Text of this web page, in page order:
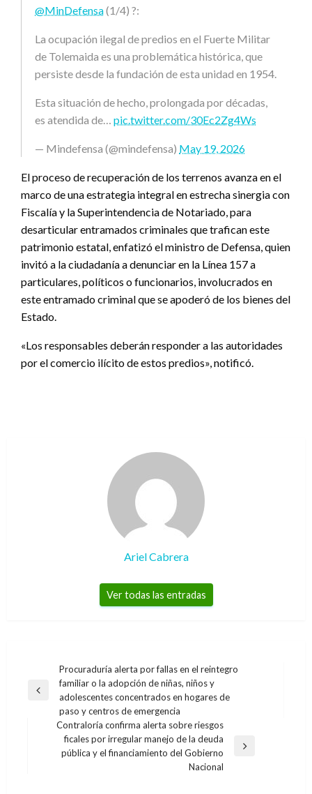
@MinDefensa(1/4) ?:
La ocupación ilegal de predios en el Fuerte Militar
de Tolemaida es una problemática histórica, que
persiste desde la fundación de esta unidad en 1954.
Esta situación de hecho, prolongada por décadas,
es atendida de… pic.twitter.com/30Ec2Zg4Ws
— Mindefensa (@mindefensa) May 19, 2026
El proceso de recuperación de los terrenos avanza en el
marco de una estrategia integral en estrecha sinergia con
Fiscalía y la Superintendencia de Notariado, para
desarticular entramados criminales que trafican este
patrimonio estatal, enfatizó el ministro de Defensa, quien
invitó a la ciudadanía a denunciar en la Línea 157 a
particulares, políticos o funcionarios, involucrados en
este entramado criminal que se apoderó de los bienes del
Estado.
«Los responsables deberán responder a las autoridades
por el comercio ilícito de estos predios», notificó.
Ariel Cabrera
Ver todas las entradas
Navegación
de
entradas
Entrada
anterior
Procuraduría alerta por fallas en el reintegro
familiar o la adopción de niñas, niños y
adolescentes concentrados en hogares de
paso y centros de emergencia
Entrada
Contraloría confirma alerta sobre riesgos
ficales por irregular manejo de la deuda
pública y el financiamiento del Gobierno
Nacional